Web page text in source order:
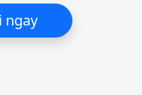
ngay